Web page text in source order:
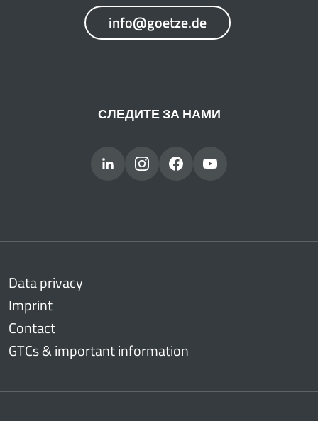
info@goetze.de
СЛЕДИТЕ ЗА НАМИ
Data privacy
Imprint
Contact
GTCs & important information